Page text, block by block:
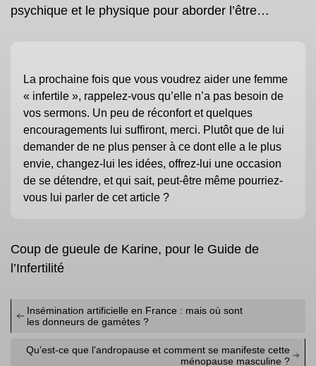
psychique et le physique pour aborder l’être…
La prochaine fois que vous voudrez aider une femme
« infertile », rappelez-vous qu’elle n’a pas besoin de
vos sermons. Un peu de réconfort et quelques
encouragements lui suffiront, merci. Plutôt que de lui
demander de ne plus penser à ce dont elle a le plus
envie, changez-lui les idées, offrez-lui une occasion
de se détendre, et qui sait, peut-être même pourriez-
vous lui parler de cet article ?
Coup de gueule de Karine, pour le Guide de
l’Infertilité
Insémination artificielle en France : mais où sont
les donneurs de gamètes ?
Qu’est-ce que l’andropause et comment se manifeste cette
ménopause masculine ?